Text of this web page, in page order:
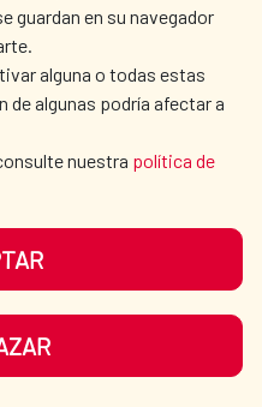
guardan en su navegador
alguna o todas estas
algunas podría afectar a
nuestra política de
PROTECTION